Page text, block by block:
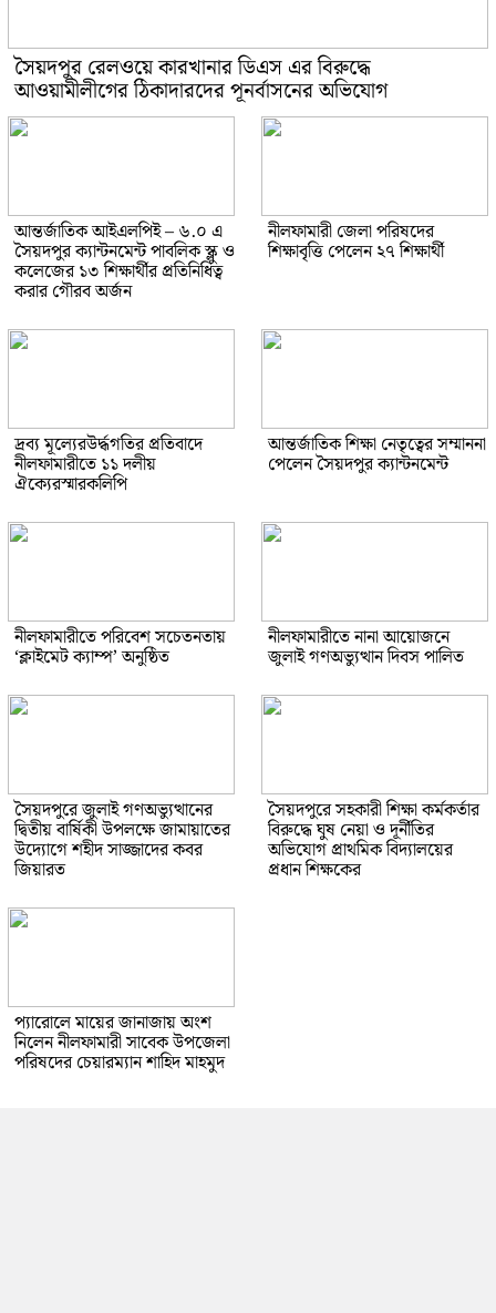
সৈয়দপুর রেলওয়ে কারখানার ডিএস এর বিরুদ্ধে
আওয়ামীলীগের ঠিকাদারদের পূনর্বাসনের অভিযোগ
আন্তর্জাতিক আইএলপিই – ৬.০ এ
সৈয়দপুর ক্যান্টনমেন্ট পাবলিক স্ক্লু ও
কলেজের ১৩ শিক্ষার্থীর প্রতিনিধিত্ব
করার গৌরব অর্জন
নীলফামারী জেলা পরিষদের
শিক্ষাবৃত্তি পেলেন ২৭ শিক্ষার্থী
দ্রব্য মূল্যেরউর্দ্ধগতির প্রতিবাদে
নীলফামারীতে ১১ দলীয়
ঐক্যেরস্মারকলিপি
আন্তর্জাতিক শিক্ষা নেতৃত্বের সম্মাননা
পেলেন সৈয়দপুর ক্যান্টনমেন্ট
নীলফামারীতে পরিবেশ সচেতনতায়
‘ক্লাইমেট ক্যাম্প’ অনুষ্ঠিত
নীলফামারীতে নানা আয়োজনে
জুলাই গণঅভ্যুত্থান দিবস পালিত
সৈয়দপুরে জুলাই গণঅভ্যুত্থানের
দ্বিতীয় বার্ষিকী উপলক্ষে জামায়াতের
উদ্যোগে শহীদ সাজ্জাদের কবর
জিয়ারত
সৈয়দপুরে সহকারী শিক্ষা কর্মকর্তার
বিরুদ্ধে ঘুষ নেয়া ও দূর্নীতির
অভিযোগ প্রাথমিক বিদ্যালয়ের
প্রধান শিক্ষকের
প্যারোলে মায়ের জানাজায় অংশ
নিলেন নীলফামারী সাবেক উপজেলা
পরিষদের চেয়ারম্যান শাহিদ মাহমুদ